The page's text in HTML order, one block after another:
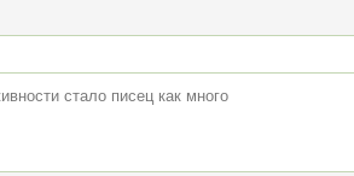
стало писец как много